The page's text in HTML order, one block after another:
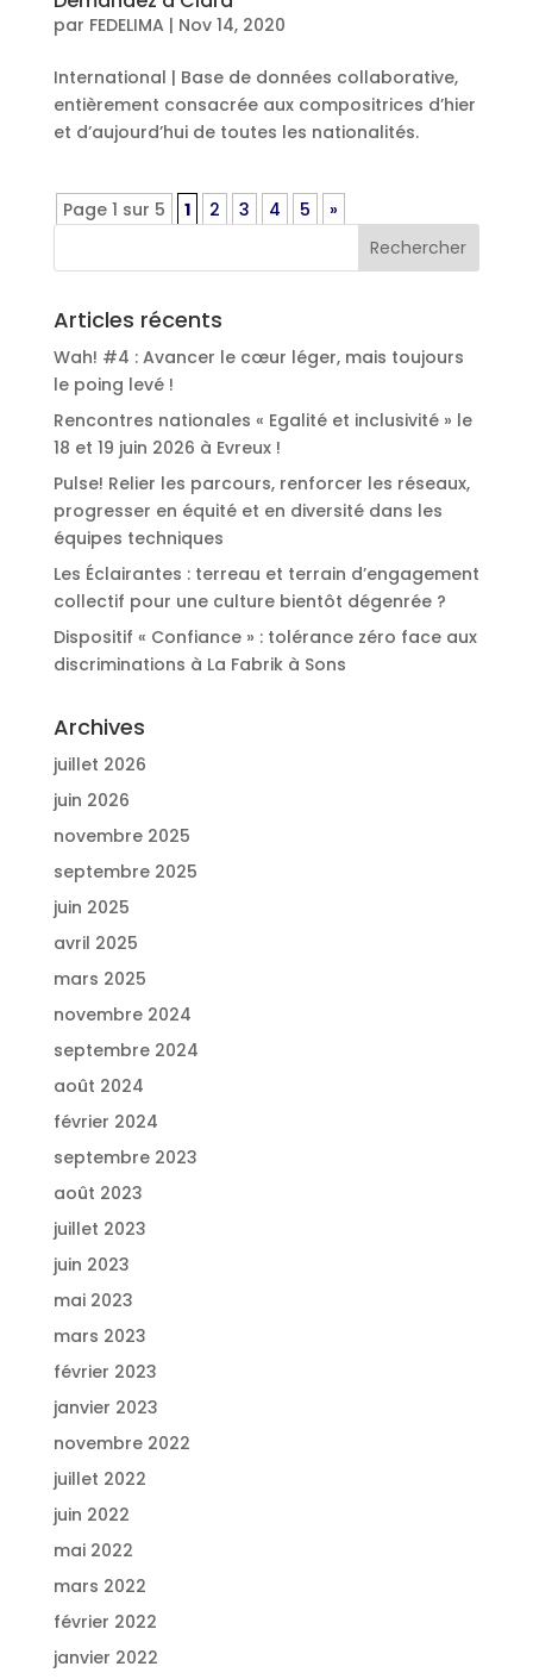
par FEDELIMA | Nov 14, 2020
International | Base de données collaborative,
entièrement consacrée aux compositrices d’hier
et d’aujourd’hui de toutes les nationalités.
Page 1 sur 5 1 2 3 4 5 »
Articles récents
Wah! #4 : Avancer le cœur léger, mais toujours
le poing levé !
Rencontres nationales « Egalité et inclusivité » le
18 et 19 juin 2026 à Evreux !
Pulse! Relier les parcours, renforcer les réseaux,
progresser en équité et en diversité dans les
équipes techniques
Les Éclairantes : terreau et terrain d’engagement
collectif pour une culture bientôt dégenrée ?
Dispositif « Confiance » : tolérance zéro face aux
discriminations à La Fabrik à Sons
Archives
juillet 2026
juin 2026
novembre 2025
septembre 2025
juin 2025
avril 2025
mars 2025
novembre 2024
septembre 2024
août 2024
février 2024
septembre 2023
août 2023
juillet 2023
juin 2023
mai 2023
mars 2023
février 2023
janvier 2023
novembre 2022
juillet 2022
juin 2022
mai 2022
mars 2022
février 2022
janvier 2022